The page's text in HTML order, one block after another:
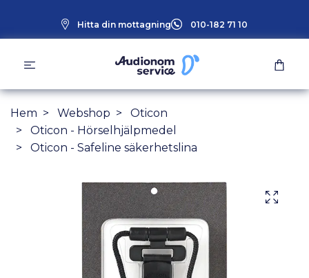
Hitta din mottagning 010-182 71 10
Hem Webshop
Oticon
Oticon - Hörselhjälpmedel
Oticon - Safeline säkerhetslina